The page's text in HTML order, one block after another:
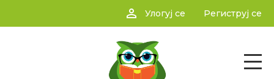
person_outline Улогуј се Региструј се